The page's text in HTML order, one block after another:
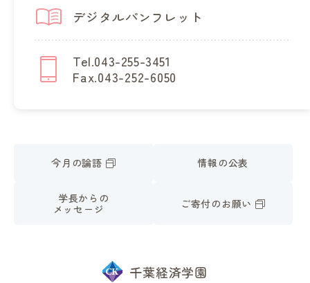
デジタルパンフレット
Tel.043-255-3451
Fax.043-252-6050
今月の論語 情報の公表
学長からの
メッセージ
ご寄付のお願い
千葉経済学園